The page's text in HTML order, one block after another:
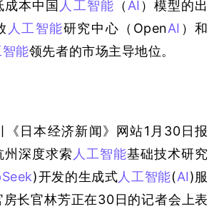
本中国 人工智能 （AI ）模型的出
人工智能研究中心（OpenAI ）和
智能领先者的市场主导地位。
《日本经济新闻》网站1月30日报
州深度求索 人工智能基础技术研究
)开发的生成式人工智能(AI)服
长官林芳正在30日的记者会上表